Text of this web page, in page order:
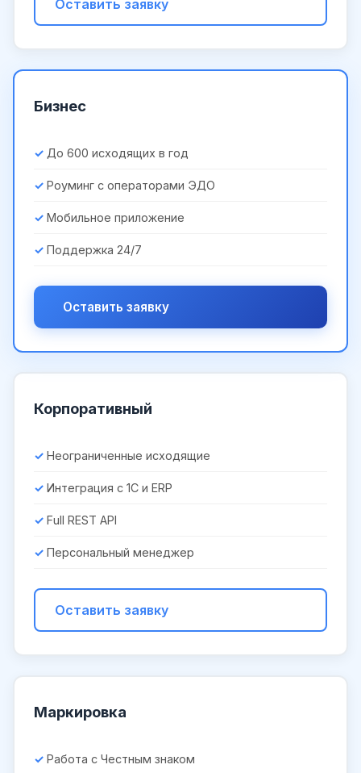
Оставить заявку
Бизнес
До 600 исходящих в год
Роуминг с операторами ЭДО
Мобильное приложение
Поддержка 24/7
Оставить заявку
Корпоративный
Неограниченные исходящие
Интеграция с 1С и ERP
Full REST API
Персональный менеджер
Оставить заявку
Маркировка
Работа с Честным знаком